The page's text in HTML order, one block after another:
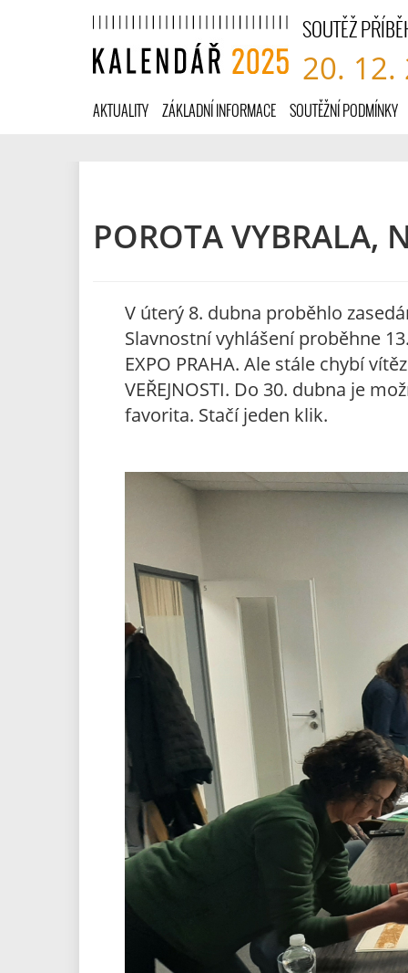
SOUTĚŽ
20. 12.
AKTUALITY ZÁKLADNÍ INFORMACE SOUTĚŽNÍ PODMÍNKY
POROTA VYBRALA,
V úterý 8. dubna proběhlo
Slavnostní vyhlášení proběhne
EXPO PRAHA. Ale stále chybí
VEŘEJNOSTI. Do 30. dubna je
favorita. Stačí jeden klik.